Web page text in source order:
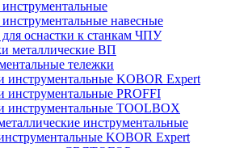
навесные
оснастки к станкам ЧПУ
металлические ВП
тележки
инструментальные KOBOR Expert
инструментальные PROFFI
инструментальные TOOLBOX
инструментальные
KOBOR Expert